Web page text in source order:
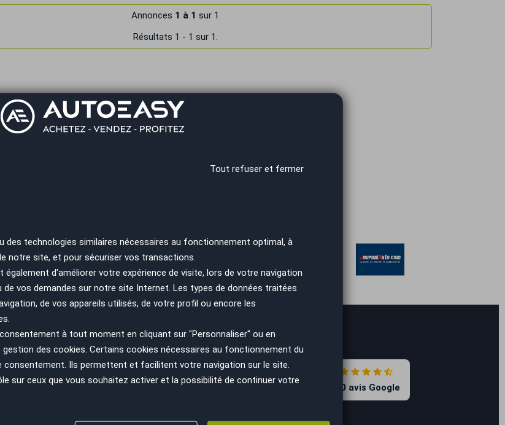
Annonces 1 à 1sur 1
Résultats 1 - 1 sur 1.
Nous suivre
Facebook
8590 avis Google
Tout refuser et fermer
des technologies similaires nécessaires au fonctionnement optimal, à
notre site, et pour sécuriser vos transactions.
d'améliorer votre expérience de visite, lors de votre navigation
de vos demandes sur notre site Internet. Les types de données traitées
de vos appareils utilisés, de votre profil ou encore les
à tout moment en cliquant sur "Personnaliser" ou en
gestion des cookies . Certains cookies nécessaires au fonctionnement du
Ils permettent et facilitent votre navigation sur le site.
sur ceux que vous souhaitez activer et la possibilité de continuer votre